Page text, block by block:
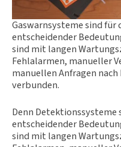
Gaswarnsysteme sind für
entscheidender
sind mit langen
Fehlalarmen, manueller
manuellen Anfragen
verbunden.
Denn Detektionssysteme
entscheidender
sind mit langen